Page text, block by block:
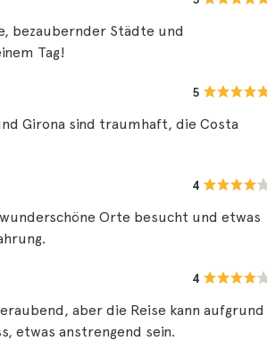
bezaubernder Städte und
Tag!
5
Girona sind traumhaft, die Costa
4
Orte besucht und etwas
4
aber die Reise kann aufgrund
etwas anstrengend sein.